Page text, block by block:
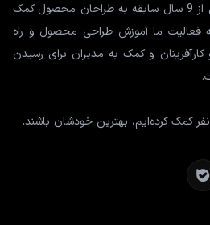
آکادمی حسین اصلانی با بیش از 9 سال سابقه به طراحان محصول کمک
فعالیت ما آموزش طراحی محصول و راه
و کارآفرینان و کمک به مدیران برای رسیدن
نفر کمک کرده‌ایم، بهترین خودشان باشند.